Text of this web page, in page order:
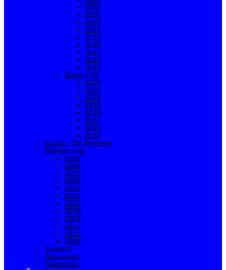
2024
2023
2022
2021
2019
2018
2017
2016
2015
Damen 40
2025
2024
2020
2019
2018
2017
2016
2015
nuLiga - BV Kneheim
Spielberichte
2026
2025
2024
2023
2022
2021
2020
2019
2018
2017
2016
2015
Trainerin
Sponsoren
Saisonquiz